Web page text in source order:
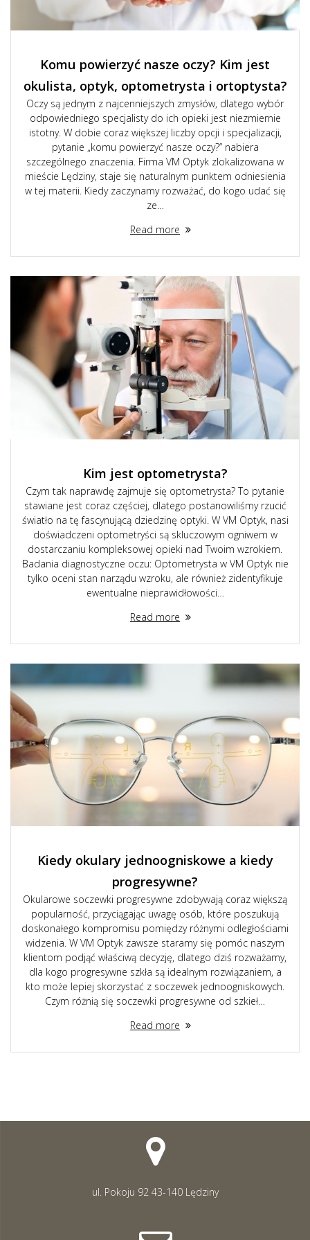
Komu powierzyć nasze oczy? Kim jest
okulista, optyk, optometrysta i ortoptysta?
Oczy są jednym z najcenniejszych zmysłów, dlatego wybór
odpowiedniego specjalisty do ich opieki jest niezmiernie
istotny. W dobie coraz większej liczby opcji i specjalizacji,
pytanie „komu powierzyć nasze oczy?” nabiera
szczególnego znaczenia. Firma VM Optyk zlokalizowana w
mieście Lędziny, staje się naturalnym punktem odniesienia
w tej materii. Kiedy zaczynamy rozważać, do kogo udać się
ze…
Read more
Kim jest optometrysta?
Czym tak naprawdę zajmuje się optometrysta? To pytanie
stawiane jest coraz częściej, dlatego postanowiliśmy rzucić
światło na tę fascynującą dziedzinę optyki. W VM Optyk, nasi
doświadczeni optometryści są skluczowym ogniwem w
dostarczaniu kompleksowej opieki nad Twoim wzrokiem.
Badania diagnostyczne oczu: Optometrysta w VM Optyk nie
tylko oceni stan narządu wzroku, ale również zidentyfikuje
ewentualne nieprawidłowości…
Read more
Kiedy okulary jednoogniskowe a kiedy
progresywne?
Okularowe soczewki progresywne zdobywają coraz większą
popularność, przyciągając uwagę osób, które poszukują
doskonałego kompromisu pomiędzy różnymi odległościami
widzenia. W VM Optyk zawsze staramy się pomóc naszym
klientom podjąć właściwą decyzję, dlatego dziś rozważamy,
dla kogo progresywne szkła są idealnym rozwiązaniem, a
kto może lepiej skorzystać z soczewek jednoogniskowych.
Czym różnią się soczewki progresywne od szkieł…
Read more
ul. Pokoju 92 43-140 Lędziny